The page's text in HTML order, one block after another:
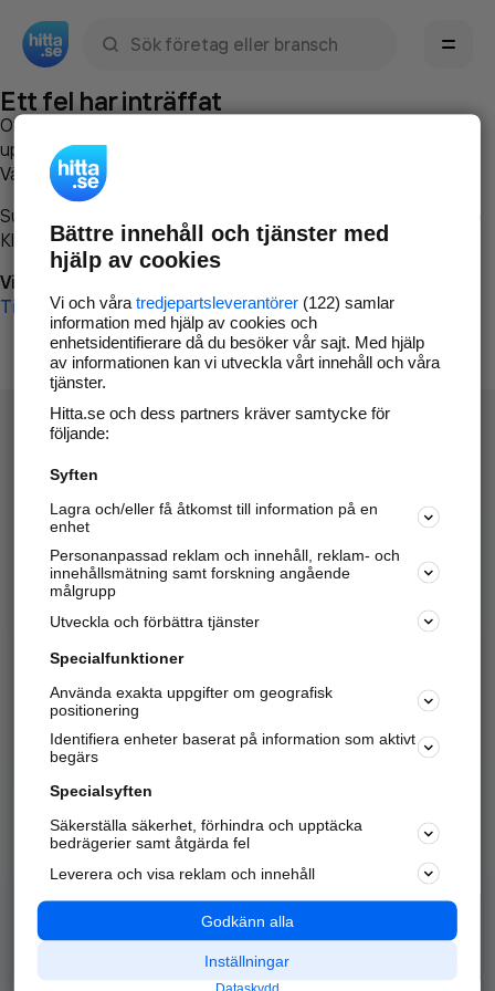
Ett fel har inträffat
Om du vill kan du
uppstod så att vi lättare och snabbare kan avhjälpa det.
Vänligen försök med följande:
Surfa till
Klicka påTillbaka-knappen i webbläsaren och försök igen
Vi beklagar besväret!
Till startsidan
Hitta.se - Gratis nummerupplysning.
Sök företag, personer och platser.
Hitta telefonnummer, adresser, företagsinfo mm.
Marknadsför företaget
Kom igång och annonsera mot
samarbetspartners nära dig.
Alla kategorier
Populära sökningar
API & Kartor
Annonsera
Integritet
Nödnummer
Bättre innehåll och tjänster med
hjälp av cookies
Vi och våra tredjepartsleverantörer(122) samlar
information med hjälp av cookies och
enhetsidentifierare då du besöker vår sajt. Med hjälp
av informationen kan vi utveckla vårt innehåll och våra
tjänster.
Hitta.se och dess partners kräver samtycke för
följande:
Syften
Lagra och/eller få åtkomst till information på en
enhet
Personanpassad reklam och innehåll, reklam- och
innehållsmätning samt forskning angående
målgrupp
Utveckla och förbättra tjänster
Specialfunktioner
Använda exakta uppgifter om geografisk
positionering
Identifiera enheter baserat på information som aktivt
begärs
Specialsyften
Säkerställa säkerhet, förhindra och upptäcka
bedrägerier samt åtgärda fel
Leverera och visa reklam och innehåll
Godkänn alla
Inställningar
Dataskydd